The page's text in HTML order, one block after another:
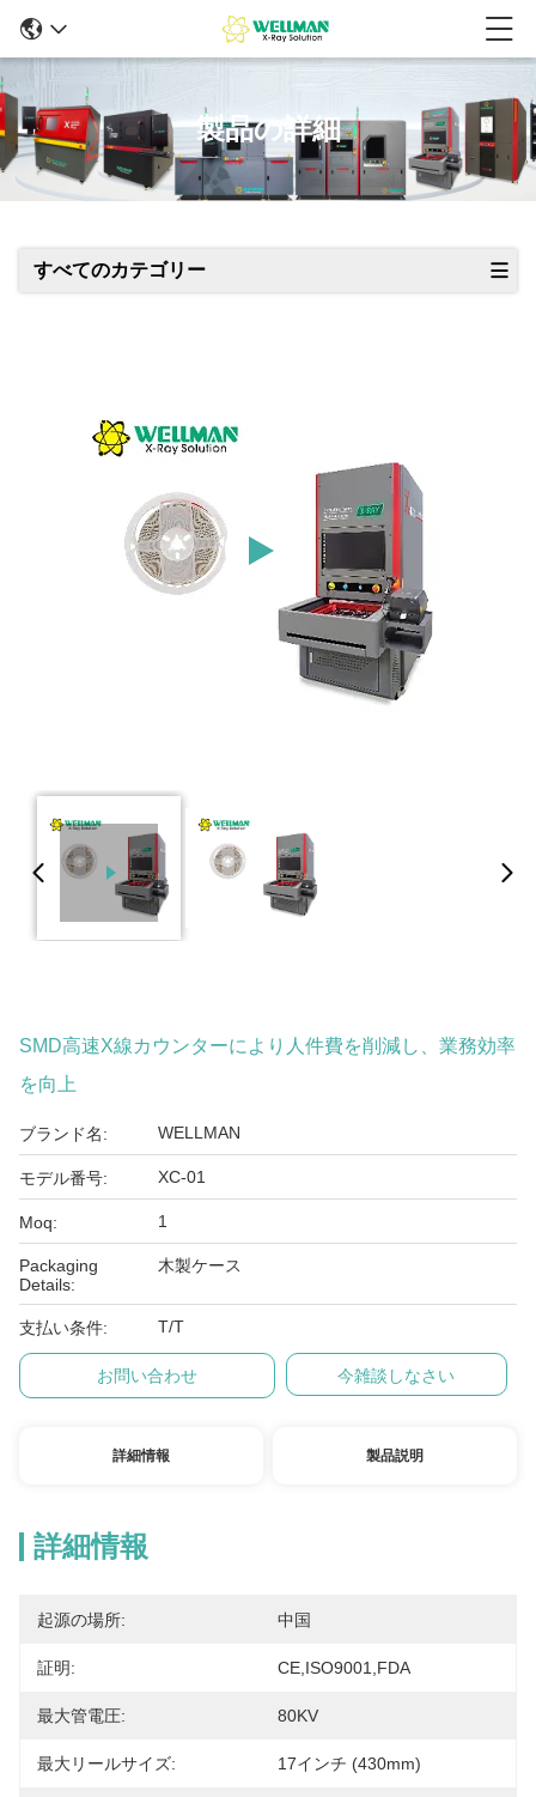
製品の詳細
すべてのカテゴリー
SMD高速X線カウンターにより人件費を削減し、業務効率
を向上
ブランド名: WELLMAN
モデル番号: XC-01
Moq: 1
Packaging
Details:
木製ケース
支払い条件: T/T
お問い合わせ 今雑談しなさい
詳細情報 製品説明
詳細情報
起源の場所: 中国
証明: CE,ISO9001,FDA
最大管電圧: 80KV
最大リールサイズ: 17インチ (430mm)